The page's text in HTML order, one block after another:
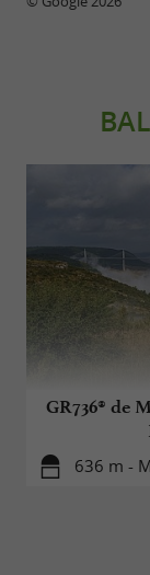
GR736® de
636 m -